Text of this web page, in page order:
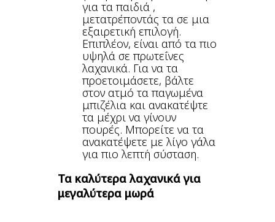
για τα παιδιά ,
μετατρέποντάς τα σε μια
εξαιρετική επιλογή.
Επιπλέον, είναι από τα πιο
υψηλά σε πρωτεΐνες
λαχανικά. Για να τα
προετοιμάσετε, βάλτε
στον ατμό τα παγωμένα
μπιζέλια και ανακατέψτε
τα μέχρι να γίνουν
πουρές. Μπορείτε να τα
ανακατέψετε με λίγο γάλα
για πιο λεπτή σύσταση.
Τα καλύτερα λαχανικά για
μεγαλύτερα μωρά